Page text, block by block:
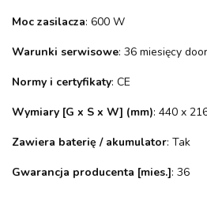
Moc zasilacza: 600 W
Warunki serwisowe: 36 miesięcy
Normy i certyfikaty: CE
Wymiary [G x S x W] (mm): 440 x
Zawiera baterię / akumulator: Tak
Gwarancja producenta [mies.]: 36